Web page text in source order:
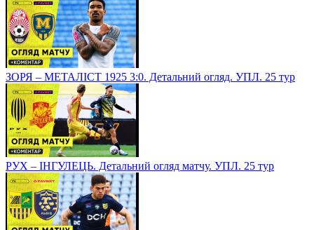
ЗОРЯ – МЕТАЛІСТ 1925 3:0. Детальний огляд. УПЛ. 25 тур
РУХ – ІНГУЛЕЦЬ. Детальний огляд матчу. УПЛ. 25 тур